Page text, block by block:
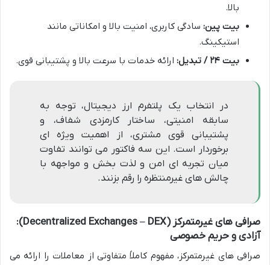
بالا.
بیت پین: سادگی کاربری، امنیت بالا و امکاناتی مانند
استیکینگ.
بیت ۲۴ / تبدیل:
ارائه خدمات با سرعت بالا و پشتیبانی قوی.
در انتخاب یک پلتفرم ارز دیجیتال، توجه به
سابقه امنیتی، ساختار کارمزدی شفاف، و
پشتیبانی قوی مشتری، از اهمیت ویژه ای
برخوردار است. این سه فاکتور می توانند تفاوت
میان تجربه ای امن و لذت بخش و مواجهه با
چالش های غیرمنتظره را رقم بزنند.
صرافی های غیرمتمرکز (Decentralized Exchanges – DEX):
آزادی و حریم خصوصی
صرافی های غیرمتمرکز، مفهوم کاملاً متفاوتی از معاملات را ارائه می